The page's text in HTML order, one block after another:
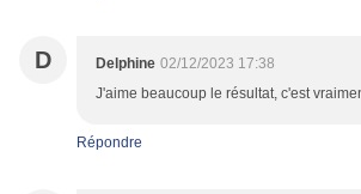
D Delphine 02/12/2023 17:38
J'aime beaucoup le résultat, c'est
Répondre